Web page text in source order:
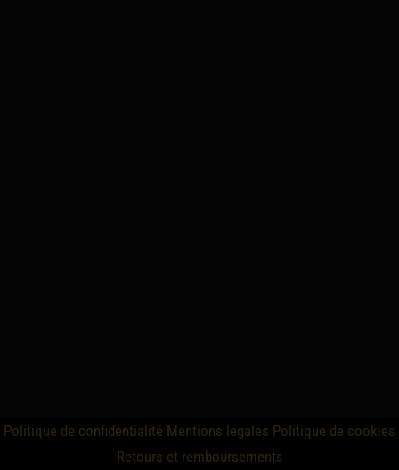
Politique de confidentialité Mentions legales Politique de cookies
Retours et remboursements